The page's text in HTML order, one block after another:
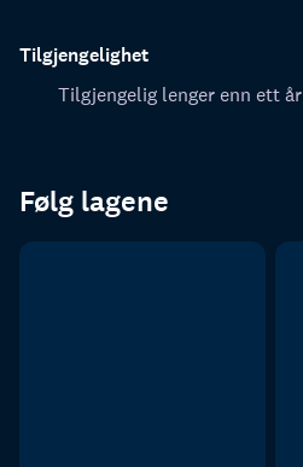
Tilgjengelighet
Tilgjengelig lenger enn ett år
Følg lagene